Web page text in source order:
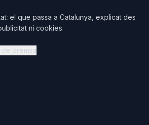
el que passa a Catalunya, explicat des
ni cookies.
premsa